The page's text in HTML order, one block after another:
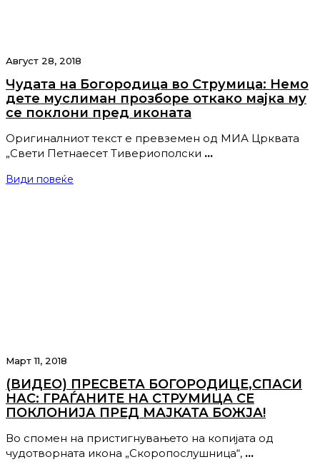
Август 28, 2018
Чудата на Богородица во Струмица: Немо
дете муслиман прозборе откако мајка му
се поклони пред иконата
Оригиналниот текст е превземен од МИА Црквата
„Свети Петнаесет Тивериополски …
Види повеќе
Март 11, 2018
(ВИДЕО) ПРЕСВЕТА БОГОРОДИЦЕ,СПАСИ
НАС: ГРАЃАНИТЕ НА СТРУМИЦА СЕ
ПОКЛОНИЈА ПРЕД МАЈКАТА БОЖЈА!
Во спомен на пристигнувањето на копијата од
чудотворната икона „Скоропослушница“, …